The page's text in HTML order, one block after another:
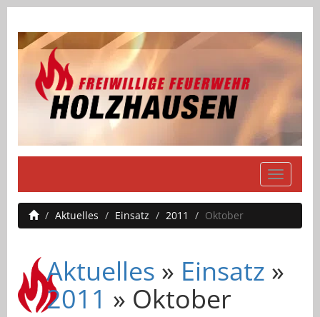
Aktuelles
Einsatz 2011 Oktober
Aktuelles » Einsatz »
2011 » Oktober